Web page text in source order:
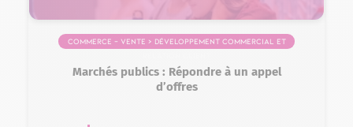
Commerce – Vente > Développement commercial et
Marchés publics : Répondre à un appel
d’offres